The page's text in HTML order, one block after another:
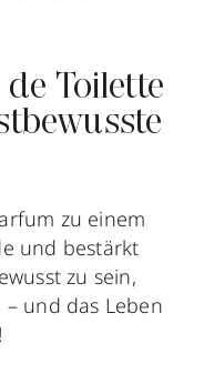
Toilette
zu einem
und bestärkt
zu sein,
und das Leben